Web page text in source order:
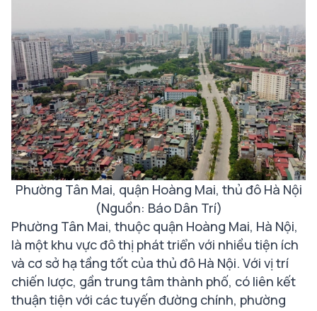
Phường Tân Mai, quận Hoàng Mai, thủ đô Hà Nội
(Nguồn: Báo Dân Trí)
Phường Tân Mai, thuộc quận Hoàng Mai, Hà Nội,
là một khu vực đô thị phát triển với nhiều tiện ích
và cơ sở hạ tầng tốt của thủ đô Hà Nội. Với vị trí
chiến lược, gần trung tâm thành phố, có liên kết
thuận tiện với các tuyến đường chính, phường